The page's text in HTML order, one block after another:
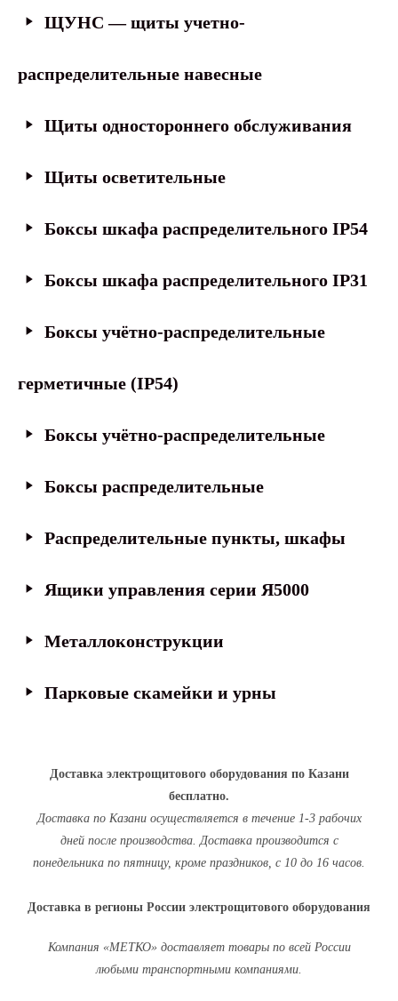
ЩУНС — щиты учетно-
распределительные навесные
Щиты одностороннего обслуживания
Щиты осветительные
Боксы шкафа распределительного IP54
Боксы шкафа распределительного IP31
Боксы учётно-распределительные
герметичные (IP54)
Боксы учётно-распределительные
Боксы распределительные
Распределительные пункты, шкафы
Ящики управления серии Я5000
Металлоконструкции
Парковые скамейки и урны
Доставка электрощитового оборудования по Казани
бесплатно.
Доставка по Казани осуществляется в течение 1-3 рабочих
дней после производства. Доставка производится с
понедельника по пятницу, кроме праздников, с 10 до 16 часов.
Доставка в регионы России электрощитового оборудования
Компания «МЕТКО» доставляет товары по всей России
любыми транспортными компаниями.